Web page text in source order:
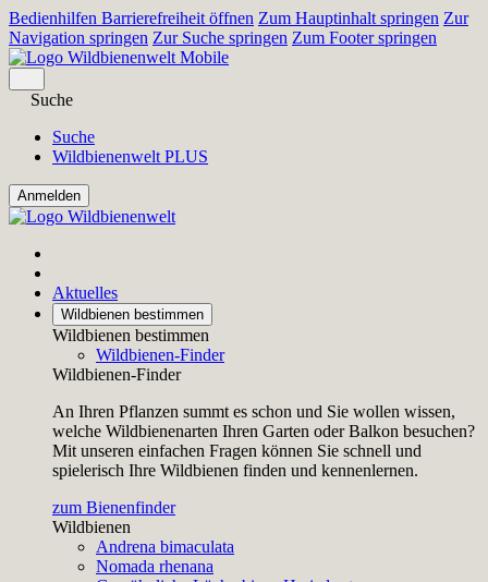
Bedienhilfen Barrierefreiheit öffnen Zum Hauptinhalt springen Zur
Navigation springen Zur Suche springen Zum Footer springen
Suche
Suche
Wildbienenwelt PLUS
Aktuelles
Wildbienen bestimmen
Wildbienen bestimmen
Wildbienen-Finder
Wildbienen-Finder
An Ihren Pflanzen summt es schon und Sie wollen wissen,
welche Wildbienenarten Ihren Garten oder Balkon besuchen?
Mit unseren einfachen Fragen können Sie schnell und
spielerisch Ihre Wildbienen finden und kennenlernen.
zum Bienenfinder
Wildbienen
Andrena bimaculata
Nomada rhenana